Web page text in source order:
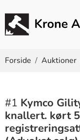
Forside Auktioner
#1 Kymco
knallert. kørt